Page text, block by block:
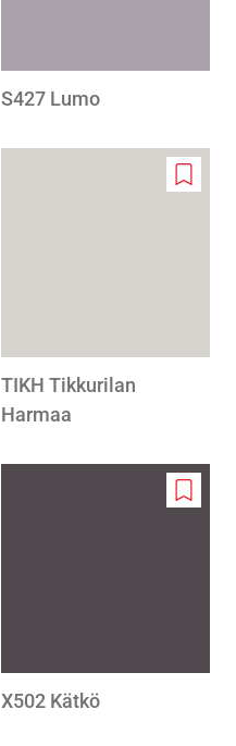
S427 Lumo
Add
TIKH Tikkurilan
Harmaa
Add
X502 Kätkö